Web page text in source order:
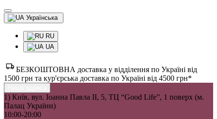
Українська
RU
UA
БЕЗКОШТОВНА доставка у відділення по Україні від
1500 грн та кур'єрська доставка по Україні від 4500 грн*
1) Київ, вул. Іоанна Павла II, 5, ТЦ “Good Life”, 1 поверх (м.
Палац України)
10:00-20:00